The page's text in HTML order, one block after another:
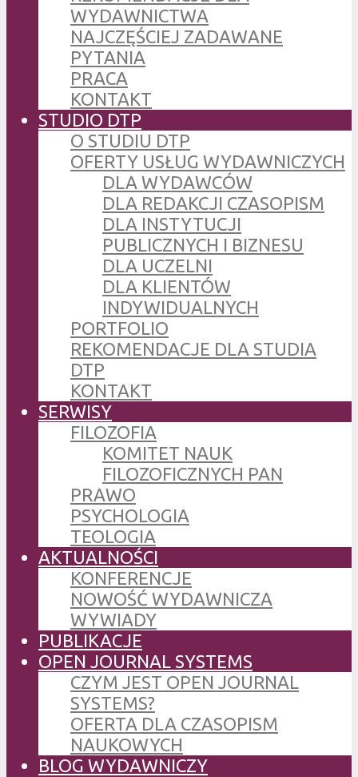
WYDAWNICTWA
NAJCZĘŚCIEJ ZADAWANE
PYTANIA
PRACA
KONTAKT
STUDIO DTP
O STUDIU DTP
OFERTY USŁUG WYDAWNICZYCH
DLA WYDAWCÓW
DLA REDAKCJI CZASOPISM
DLA INSTYTUCJI
PUBLICZNYCH I BIZNESU
DLA UCZELNI
DLA KLIENTÓW
INDYWIDUALNYCH
PORTFOLIO
REKOMENDACJE DLA STUDIA
DTP
KONTAKT
SERWISY
FILOZOFIA
KOMITET NAUK
FILOZOFICZNYCH PAN
PRAWO
PSYCHOLOGIA
TEOLOGIA
AKTUALNOŚCI
KONFERENCJE
NOWOŚĆ WYDAWNICZA
WYWIADY
PUBLIKACJE
OPEN JOURNAL SYSTEMS
CZYM JEST OPEN JOURNAL
SYSTEMS?
OFERTA DLA CZASOPISM
NAUKOWYCH
BLOG WYDAWNICZY